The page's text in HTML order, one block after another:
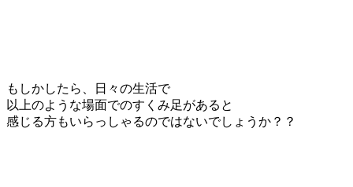
もしかしたら、日々の生活で
以上のような場面でのすくみ足があると
感じる方もいらっしゃるのではないでしょうか？？